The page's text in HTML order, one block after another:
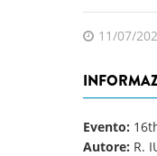
11/07/
Evento:
Autore: R.